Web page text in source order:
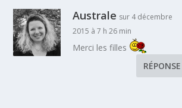
Australe sur 4 décembre
2015 à 7 h 26 min
Merci les filles
RÉPONSE